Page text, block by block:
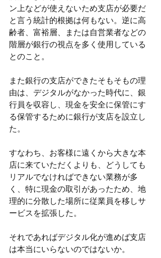
ン上などが使えないため支店が必要だ
と言う統計的根拠は何もない。逆に高
齢者、富裕層、または自営業者などの
階層が銀行の視点を多く使用している
とのこと。
また銀行の支店ができたそもそもの理
由は、デジタルがなかった時代に、銀
行員を収容し、現金を安全に保管にす
る保管するために銀行が支店を設立し
た。
すなわち、お客様に遠くから大きな本
店に来ていただくよりも、どうしても
リアルでなければできない業務が多
く、特に現金の取引があったため、地
理的に分散した場所に従業員を移しサ
ービスを拡張した。
それであればデジタル化が進めば支店
は本当にいらないのではないか。